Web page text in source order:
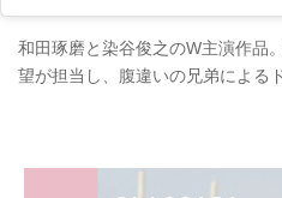
和田琢磨と染谷俊之のW主演作品
望が担当し、腹違いの兄弟による